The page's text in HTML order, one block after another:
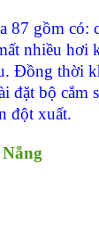
87 gồm có:
nhiều hơi
Đồng thời
đặt bộ cắm
đột xuất.